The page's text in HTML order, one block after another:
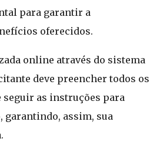
para garantir a
oferecidos.
online através do sistema
deve preencher todos os
seguir as instruções para
garantindo, assim, sua